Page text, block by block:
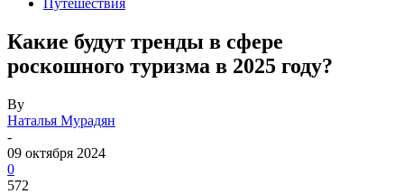
Путешествия
Какие будут тренды в сфере
роскошного туризма в 2025 году?
By
Наталья Мурадян
-
09 октября 2024
0
572